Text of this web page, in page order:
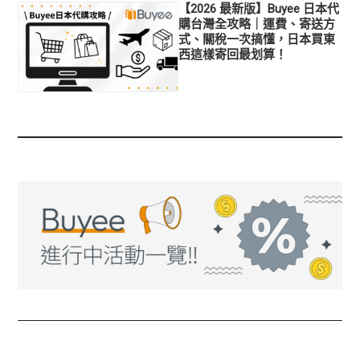
【2026 最新版】Buyee 日本代
購台灣全攻略｜運費、寄送方
式、關稅一次搞懂，日本買東
西這樣寄回最划算！